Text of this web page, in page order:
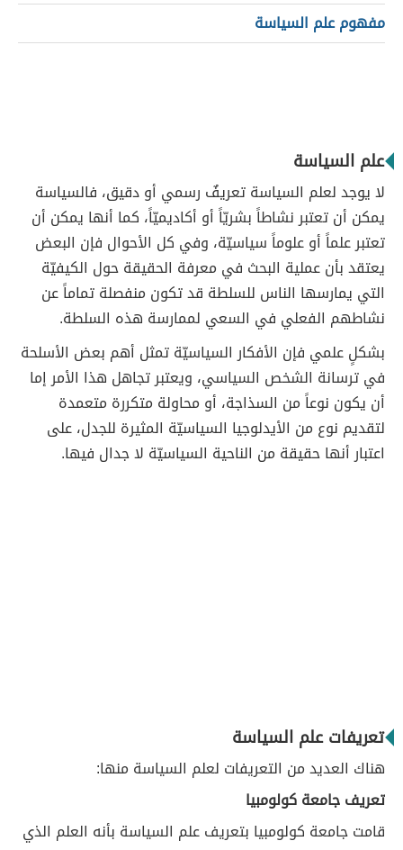
مفهوم علم السياسة
علم السياسة
لا يوجد لعلم السياسة تعريفٌ رسمي أو دقيق، فالسياسة
يمكن أن تعتبر نشاطاً بشريّاً أو أكاديميّاً، كما أنها يمكن أن
تعتبر علماً أو علوماً سياسيّة، وفي كل الأحوال فإن البعض
يعتقد بأن عملية البحث في معرفة الحقيقة حول الكيفيّة
التي يمارسها الناس للسلطة قد تكون منفصلة تماماً عن
نشاطهم الفعلي في السعي لممارسة هذه السلطة.
بشكلٍ علمي فإن الأفكار السياسيّة تمثل أهم بعض الأسلحة
في ترسانة الشخص السياسي، ويعتبر تجاهل هذا الأمر إما
أن يكون نوعاً من السذاجة، أو محاولة متكررة متعمدة
لتقديم نوع من الأيدلوجيا السياسيّة المثيرة للجدل، على
اعتبار أنها حقيقة من الناحية السياسيّة لا جدال فيها.
تعريفات علم السياسة
هناك العديد من التعريفات لعلم السياسة منها:
تعريف جامعة كولومبيا
قامت جامعة كولومبيا بتعريف علم السياسة بأنه العلم الذي